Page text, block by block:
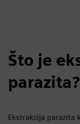
Što je
parazita?
Ekstrakcija parazita